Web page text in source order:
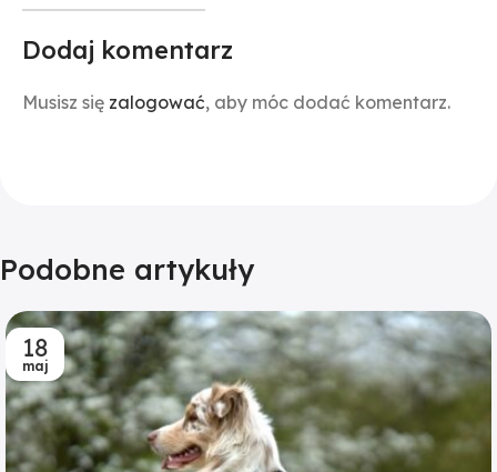
Dodaj komentarz
Musisz się zalogować, aby móc dodać komentarz.
Podobne artykuły
18
maj